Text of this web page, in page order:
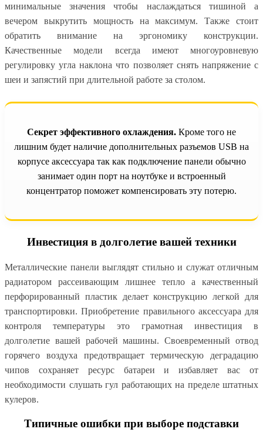
минимальные значения чтобы наслаждаться тишиной а
вечером выкрутить мощность на максимум. Также стоит
обратить внимание на эргономику конструкции.
Качественные модели всегда имеют многоуровневую
регулировку угла наклона что позволяет снять напряжение с
шеи и запястий при длительной работе за столом.
Секрет эффективного охлаждения. Кроме того не
лишним будет наличие дополнительных разъемов USB на
корпусе аксессуара так как подключение панели обычно
занимает один порт на ноутбуке и встроенный
концентратор поможет компенсировать эту потерю.
Инвестиция в долголетие вашей техники
Металлические панели выглядят стильно и служат отличным
радиатором рассеивающим лишнее тепло а качественный
перфорированный пластик делает конструкцию легкой для
транспортировки. Приобретение правильного аксессуара для
контроля температуры это грамотная инвестиция в
долголетие вашей рабочей машины. Своевременный отвод
горячего воздуха предотвращает термическую деградацию
чипов сохраняет ресурс батареи и избавляет вас от
необходимости слушать гул работающих на пределе штатных
кулеров.
Типичные ошибки при выборе подставки